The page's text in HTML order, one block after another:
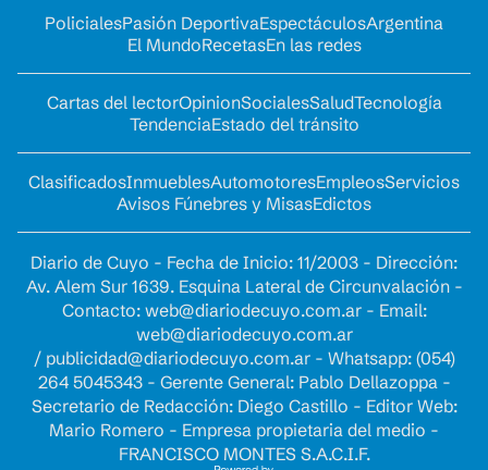
PolicialesPasión DeportivaEspectáculosArgentina
El MundoRecetasEn las redes
Cartas del lectorOpinionSocialesSaludTecnología
TendenciaEstado del tránsito
ClasificadosInmueblesAutomotoresEmpleosServicios
Avisos Fúnebres y MisasEdictos
Diario de Cuyo - Fecha de Inicio: 11/2003 - Dirección:
Av. Alem Sur 1639. Esquina Lateral de Circunvalación -
Contacto: web@diariodecuyo.com.ar- Email:
web@diariodecuyo.com.ar
/ publicidad@diariodecuyo.com.ar- Whatsapp: (054)
264 5045343 - Gerente General: Pablo Dellazoppa -
Secretario de Redacción: Diego Castillo - Editor Web:
Mario Romero - Empresa propietaria del medio -
FRANCISCO MONTES S.A.C.I.F.